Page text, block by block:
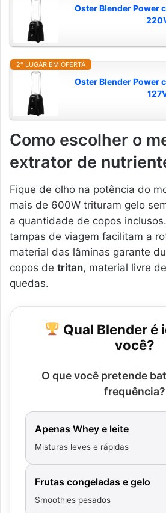
Oster Blender Power
2º LUGAR EM OFERTA
Oster Blender Power
Como escolher o
extrator de
Fique de olho na potência do
mais de 600W trituram gelo
a quantidade de copos
tampas de viagem facilitam a
material das lâminas garante
copos de tritan, material livre
quedas.
Qual Blender é
você?
O que você pretende
frequência?
Apenas Whey e leite
Misturas leves e rápidas
Frutas congeladas e gelo
Smoothies pesados